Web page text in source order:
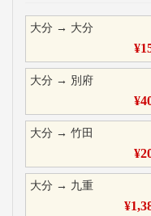
大分 → 大分
¥
大分 → 別府
¥
大分 → 竹田
¥
大分 → 九重
¥